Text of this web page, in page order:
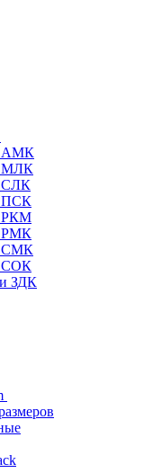
АМК
МЛК
CЛК
ПСК
РКМ
РМК
СМК
СОК
ЗДК